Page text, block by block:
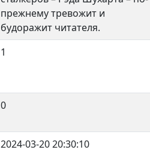
прежнему тревожит и
будоражит читателя.
1
0
2024-03-20 20:30:10